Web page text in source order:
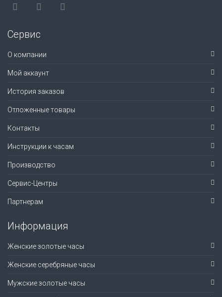
Сервис
О компании
Мой аккаунт
История заказов
Отложенные товары
Контакты
Инструкции к часам
Производство
Сервис-Центры
Партнерам
Информация
Женские золотые часы
Женские серебряные часы
Мужские золотые часы